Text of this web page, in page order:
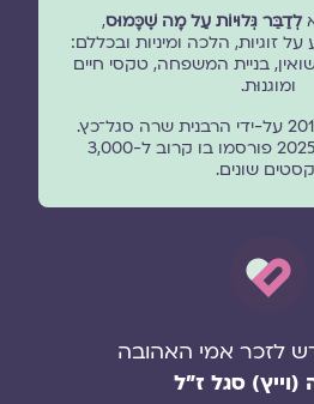
לְדַבֵּר גְּלוּיוֹת עַל מָה שֶׁכָּמוּס,
זוגיות, הלכה ומיניות ובכללם:
בניית המשפחה, טקסי חיים
ומוגנוּת.
המגזין נוסד בשנת 2019 על-ידי הרבנית שרה סגל־כץ.
עם הכניסה לשנת 2025 פורסמו בו קרוב ל-3,000
שונים.
לזכר אמי האהובה
(וייץ) סגל ז"ל